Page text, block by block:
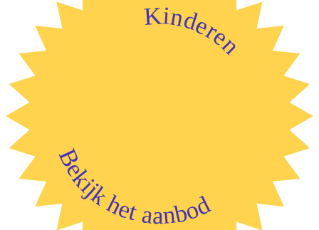
Kinderen
Bekijk het aanbod